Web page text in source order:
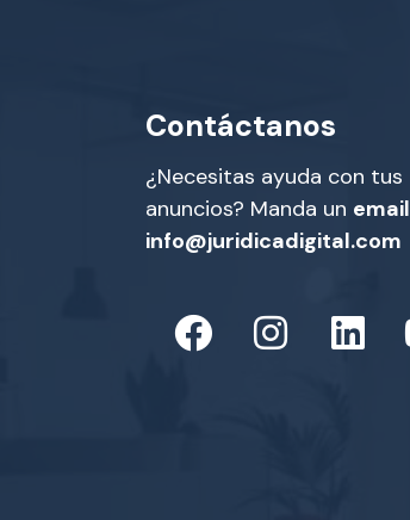
Contáctanos
¿Necesitas ayuda con tus
anuncios? Manda un email
info@juridicadigital.com